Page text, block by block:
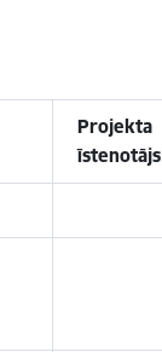
Projekta
īstenotājs